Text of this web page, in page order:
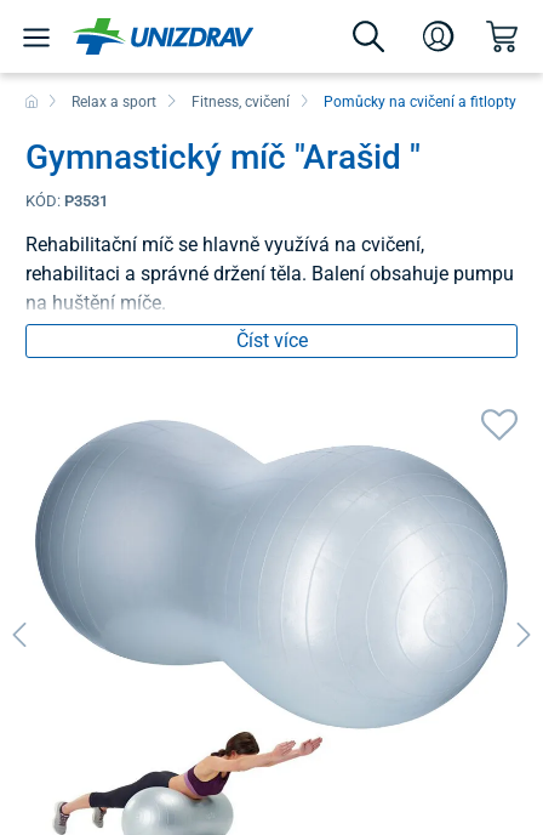
Relax a sport Fitness, cvičení Pomůcky na cvičení a fitlopty
Gymnastický míč "Arašid "
KÓD: P3531
Rehabilitační míč se hlavně využívá na cvičení,
rehabilitaci a správné držení těla. Balení obsahuje pumpu
na huštění míče.
Číst více